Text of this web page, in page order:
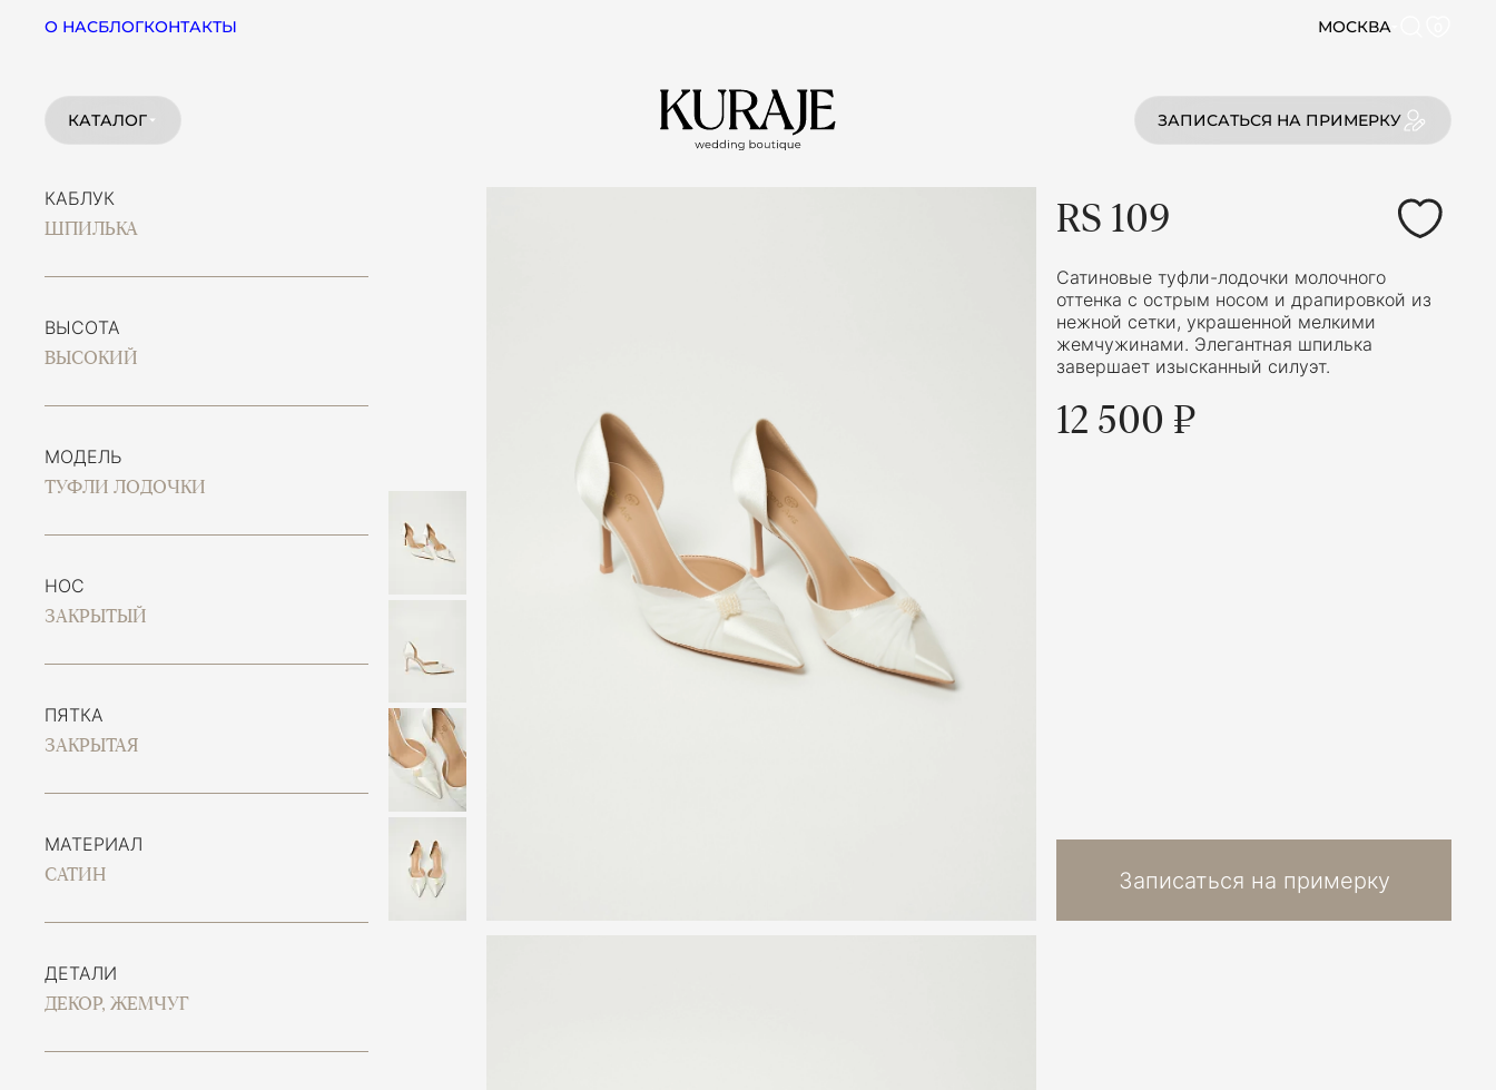
О НАСБЛОГКОНТАКТЫ МОСКВА
КАТАЛОГ ЗАПИСАТЬСЯ НА ПРИМЕРКУ
КАБЛУК
ШПИЛЬКА
ВЫСОТА
ВЫСОКИЙ
МОДЕЛЬ
ТУФЛИ ЛОДОЧКИ
НОС
ЗАКРЫТЫЙ
ПЯТКА
ЗАКРЫТАЯ
МАТЕРИАЛ
САТИН
ДЕТАЛИ
ДЕКОР, ЖЕМЧУГ
RS 109
Сатиновые туфли-лодочки молочного
оттенка с острым носом и драпировкой из
нежной сетки, украшенной мелкими
жемчужинами. Элегантная шпилька
завершает изысканный силуэт.
12 500 ₽
Записаться на примерку